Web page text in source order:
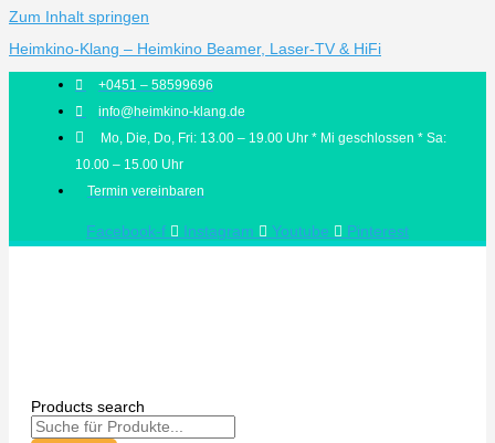
Zum Inhalt springen
Heimkino-Klang – Heimkino Beamer, Laser-TV & HiFi
+0451 – 58599696
info@heimkino-klang.de
Mo, Die, Do, Fri: 13.00 – 19.00 Uhr * Mi geschlossen * Sa:
10.00 – 15.00 Uhr
Termin vereinbaren
Facebook-f Instagram Youtube Pinterest
Products search